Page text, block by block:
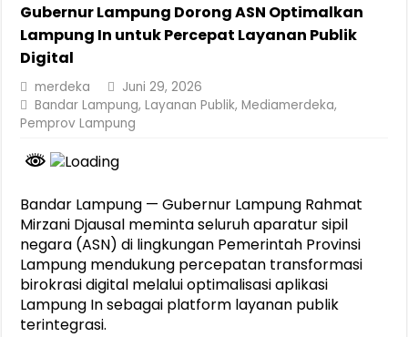
Gubernur Lampung Dorong ASN Optimalkan
Lampung In untuk Percepat Layanan Publik
Digital
merdeka
Juni 29, 2026
Bandar Lampung,Layanan Publik,Mediamerdeka,
Pemprov Lampung
Bandar Lampung — Gubernur Lampung Rahmat
Mirzani Djausal meminta seluruh aparatur sipil
negara (ASN) di lingkungan Pemerintah Provinsi
Lampung mendukung percepatan transformasi
birokrasi digital melalui optimalisasi aplikasi
Lampung In sebagai platform layanan publik
terintegrasi.